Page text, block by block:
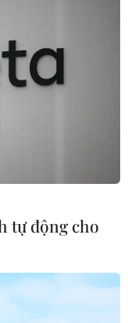
mới tại trạm
tự động cho